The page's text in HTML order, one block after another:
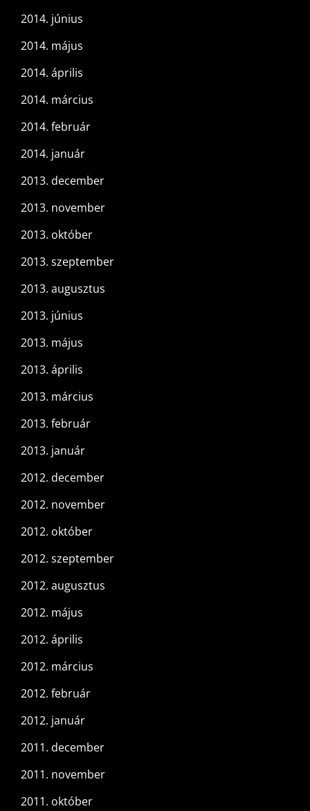
2014. június
2014. május
2014. április
2014. március
2014. február
2014. január
2013. december
2013. november
2013. október
2013. szeptember
2013. augusztus
2013. június
2013. május
2013. április
2013. március
2013. február
2013. január
2012. december
2012. november
2012. október
2012. szeptember
2012. augusztus
2012. május
2012. április
2012. március
2012. február
2012. január
2011. december
2011. november
2011. október